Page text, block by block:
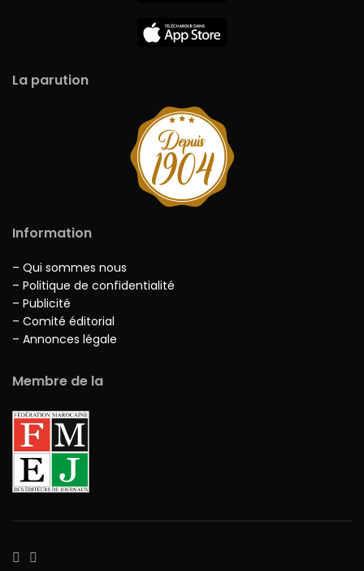
La parution
Information
– Qui sommes nous
– Politique de confidentialité
– Publicité
– Comité éditorial
– Annonces légale
Membre de la